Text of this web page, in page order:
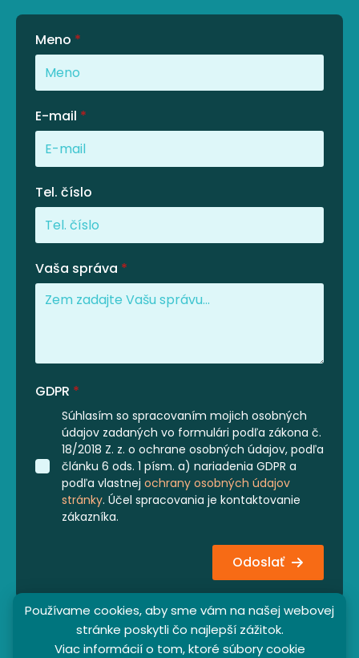
Používame cookies, aby sme vám na našej webovej
stránke poskytli čo najlepší zážitok.
Viac informácií o tom, ktoré súbory cookie
Meno *
E-mail *
Tel. číslo
Vaša správa *
GDPR *
Súhlasím so spracovaním mojich osobných
údajov zadaných vo formulári podľa zákona č.
18/2018 Z. z. o ochrane osobných údajov, podľa
článku 6 ods. 1 písm. a) nariadenia GDPR a
podľa vlastnej ochrany osobných údajov
stránky. Účel spracovania je kontaktovanie
zákazníka.
Odoslať